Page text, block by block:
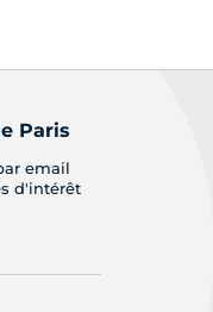
Paris
email
d'intérêt